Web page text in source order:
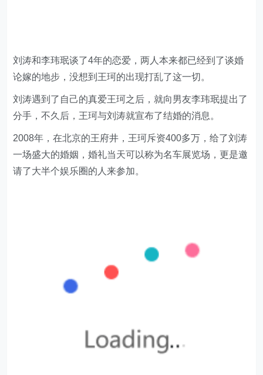
刘涛和李玮珉谈了4年的恋爱，两人本来都已经到了谈婚
论嫁的地步，没想到王珂的出现打乱了这一切。
刘涛遇到了自己的真爱王珂之后，就向男友李玮珉提出了
分手，不久后，王珂与刘涛就宣布了结婚的消息。
2008年，在北京的王府井，王珂斥资400多万，给了刘涛
一场盛大的婚姻，婚礼当天可以称为名车展览场，更是邀
请了大半个娱乐圈的人来参加。